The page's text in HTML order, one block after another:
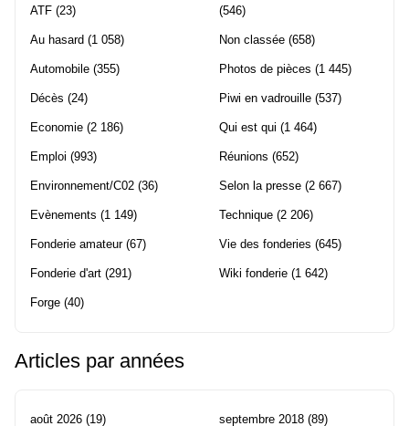
ATF (23)
Au hasard (1 058)
Automobile (355)
Décès (24)
Economie (2 186)
Emploi (993)
Environnement/C02 (36)
Evènements (1 149)
Fonderie amateur(67)
Fonderie d'art (291)
Forge (40)
(546)
Non classée (658)
Photos de pièces (1 445)
Piwi en vadrouille (537)
Qui est qui (1 464)
Réunions (652)
Selon la presse (2 667)
Technique (2 206)
Vie des fonderies (645)
Wiki fonderie (1 642)
Articles par années
août 2026 (19) septembre 2018 (89)